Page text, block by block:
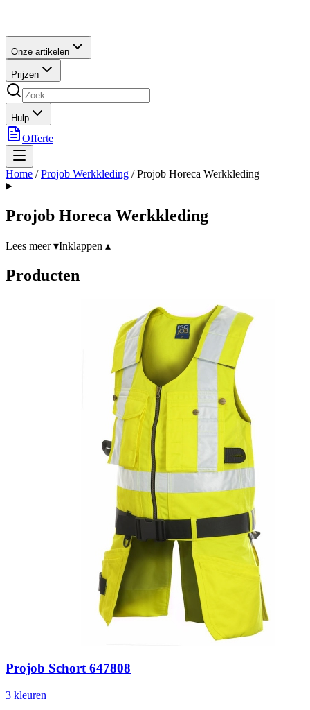
Onze artikelen
Prijzen
Hulp
Offerte
Home /Projob Werkkleding /Projob Horeca Werkkleding
Projob Horeca Werkkleding
Lees meer ▾Inklappen ▴
Producten
Projob Schort 647808
3 kleuren